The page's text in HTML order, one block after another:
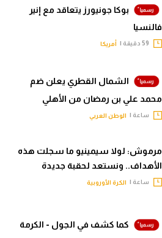
بوكا جونيورز يتعاقد مع إنير
فالنسيا
أمريكا
الشمال القطري يعلن ضم
محمد علي بن رمضان من الأهلي
ساعة | الوطن العربي
مرموش: لولا سيمينيو ما سجلت هذه
الأهداف.. ونستعد لحقبة جديدة
ساعة | الكرة الأوروبية
كما كشف في الجول - الكرمة